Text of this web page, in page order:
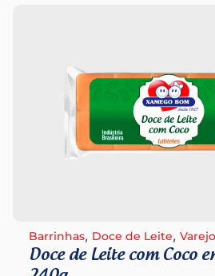
Barrinhas, Doce de Leite, Varejo
Doce de Leite com Coco